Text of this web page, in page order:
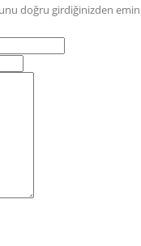
doğru girdiğinizden emin